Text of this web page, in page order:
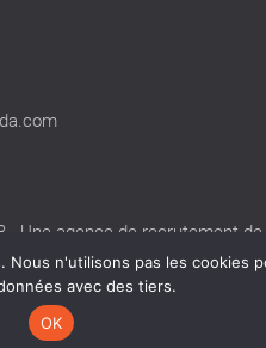
- Une agence de recrutement
exercer ses activités au
n'utilisons pas les
avec des tiers.
OK